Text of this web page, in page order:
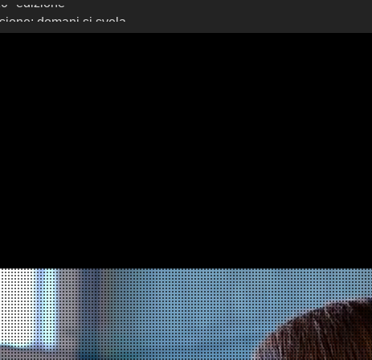
domani si svela
Reyer School